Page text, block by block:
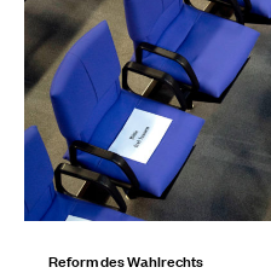
Reform des Wahlrechts